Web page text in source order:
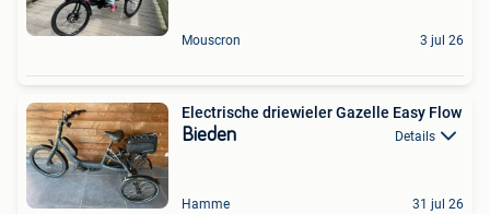
Mouscron 3 jul 26
Electrische driewieler Gazelle Easy Flow
Bieden Details
Hamme 31 jul 26